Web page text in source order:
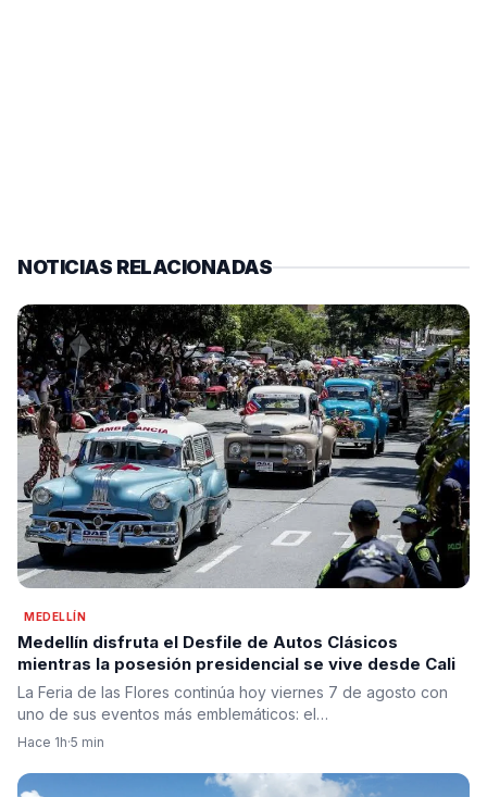
NOTICIAS RELACIONADAS
MEDELLÍN
Medellín disfruta el Desfile de Autos Clásicos
mientras la posesión presidencial se vive desde Cali
La Feria de las Flores continúa hoy viernes 7 de agosto con
uno de sus eventos más emblemáticos: el…
Hace 1h·5 min